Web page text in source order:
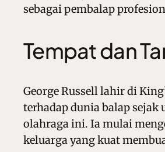
sebagai pembalap
Tempat dan
George Russell lahir di
terhadap dunia balap sejak
olahraga ini. Ia mulai
keluarga yang kuat